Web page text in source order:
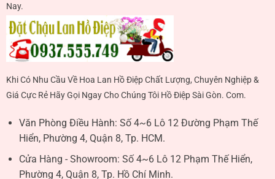
Nay.
Khi Có Nhu Cầu Về Hoa Lan Hồ Điệp Chất Lượng, Chuyên Nghiệp &
Giá Cực Rẻ Hãy Gọi Ngay Cho Chúng Tôi Hồ Điệp Sài Gòn. Com.
Văn Phòng Điều Hành: Số 4~6 Lô 12 Đường Phạm Thế
Hiển, Phường 4, Quận 8, Tp. HCM.
Cửa Hàng - Showroom: Số 4~6 Lô 12 Phạm Thế Hiển,
Phường 4, Quận 8, Tp. Hồ Chí Minh.